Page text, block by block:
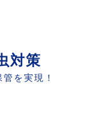
対策
を実現！